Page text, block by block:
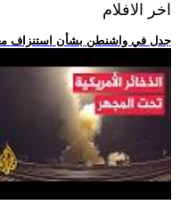
اخر الافلام
.. جدل في واشنطن بشأن استنزاف